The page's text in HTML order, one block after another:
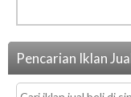
Pencarian Iklan